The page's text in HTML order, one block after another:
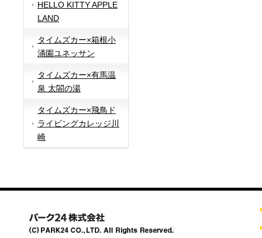
HELLO KITTY APPLE
LAND
タイムズカー×箱根小
涌園ユネッサン
タイムズカー×有馬温
泉 太閤の湯
タイムズカー×飛鳥ド
ライビングカレッジ川
崎